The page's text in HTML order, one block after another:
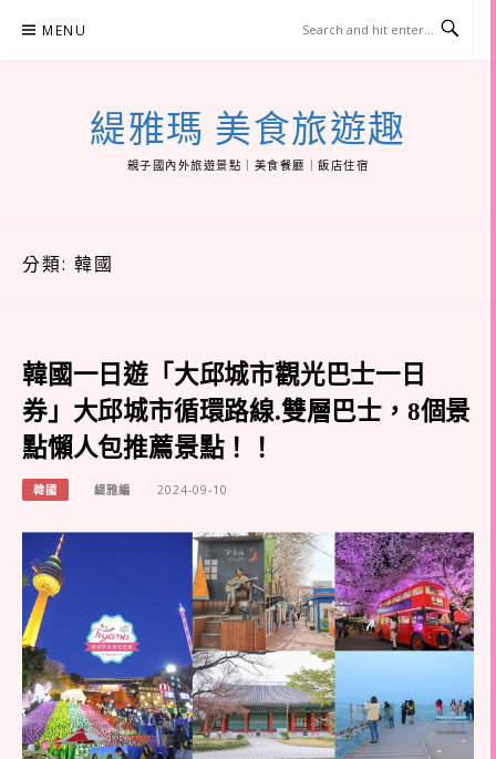
MENU
緹雅瑪 美食旅遊趣
親子國內外旅遊景點｜美食餐廳｜飯店住宿
分類: 韓國
韓國一日遊「大邱城市觀光巴士一日
券」大邱城市循環路線.雙層巴士，8個景
點懶人包推薦景點！！
韓國 緹雅編 2024-09-10